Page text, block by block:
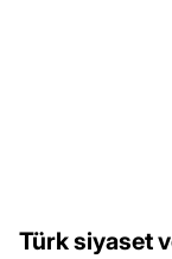
Türk siyaset